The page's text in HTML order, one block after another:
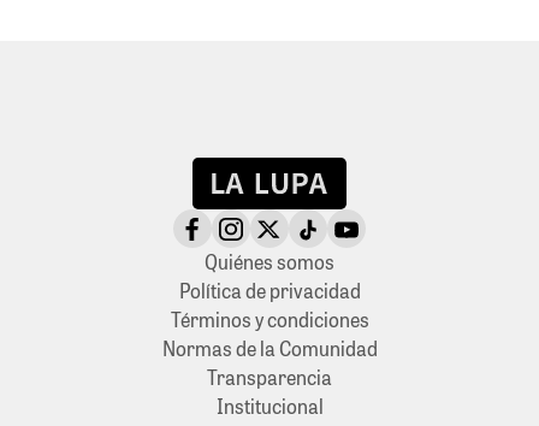
Quiénes somos
Política de privacidad
Términos y condiciones
Normas de la Comunidad
Transparencia
Institucional